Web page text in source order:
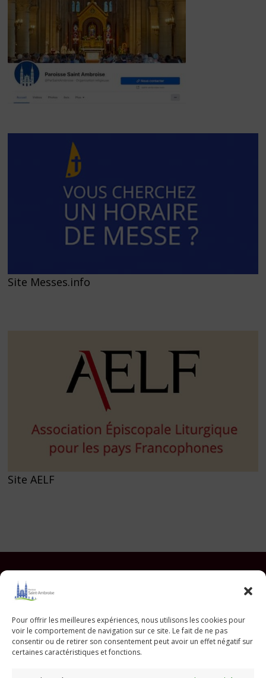
Pour offrir les meilleures expériences, nous utilisons les cookies pour
voir le comportement de navigation sur ce site. Le fait de ne pas
consentir ou de retirer son consentement peut avoir un effet négatif sur
certaines caractéristiques et fonctions.
Site Messes.info
Site AELF
Paroisse Saint Ambroise
33 avenue Parmentier - 75011 Paris